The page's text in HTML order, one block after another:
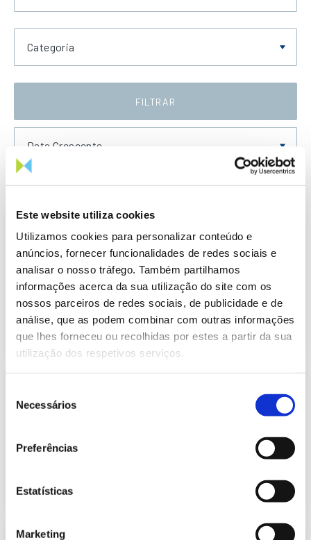
Este website utiliza cookies
Utilizamos cookies para personalizar conteúdo e
anúncios, fornecer funcionalidades de redes sociais e
analisar o nosso tráfego. Também partilhamos
informações acerca da sua utilização do site com os
nossos parceiros de redes sociais, de publicidade e de
análise, que as podem combinar com outras informações
que lhes forneceu ou recolhidas por estes a partir da sua
utilização dos respetivos serviços.
Necessários
Preferências
Estatísticas
Marketing
Categoria
FILTRAR
Data Crescente
635.14 Kb
Eletroprodutor da semana 44 de
2021
Publicação com periodicidade semanal, com
informação sobre Eletricidade
2021-11-05 Eletricidade
632.71 Kb 2022